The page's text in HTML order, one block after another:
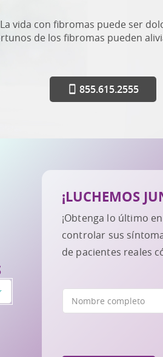
La vida con fibromas puede ser
de los fibromas pueden
855.615.2555
¡LUCHEMOS
¡Obtenga lo último
controlar sus
de pacientes reales